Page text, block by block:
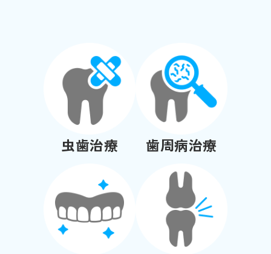
虫歯治療 歯周病治療